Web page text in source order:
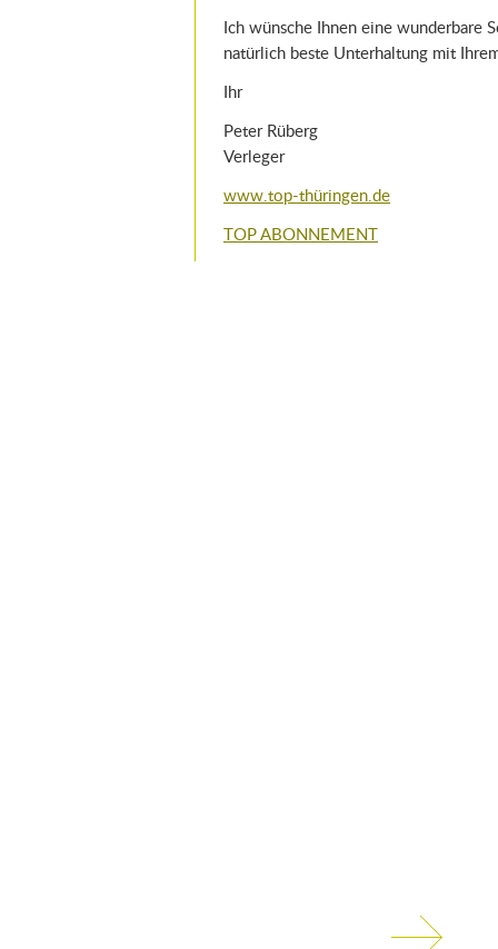
Ich wünsche Ihnen eine wunderbare
natürlich beste Unterhaltung mit
Ihr
Peter Rüberg
Verleger
www.top-thüringen.de
TOP ABONNEMENT